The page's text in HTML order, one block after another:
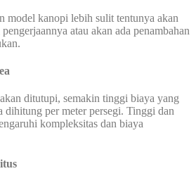
model kanopi lebih sulit tentunya akan
atau akan ada penambahan
ditutupi, semakin tinggi biaya yang
dihitung per meter persegi. Tinggi dan
kompleksitas dan biaya